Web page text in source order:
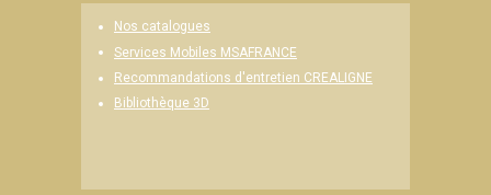
Nos catalogues
Services Mobiles MSAFRANCE
Recommandations d'entretien CREALIGNE
Bibliothèque 3D